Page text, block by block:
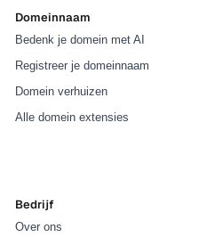
Domeinnaam
Bedenk je domein met AI
Registreer je domeinnaam
Domein verhuizen
Alle domein extensies
Bedrijf
Over ons